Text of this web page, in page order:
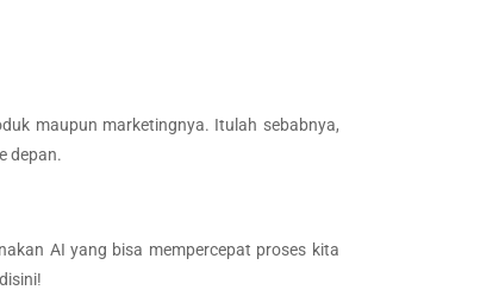
maupun marketingnya. Itulah sebabnya,
depan.
AI yang bisa mempercepat proses kita